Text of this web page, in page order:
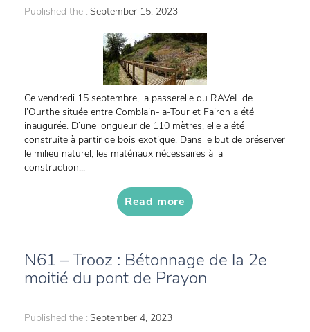
Published the : September 15, 2023
Ce vendredi 15 septembre, la passerelle du RAVeL de
l’Ourthe située entre Comblain-la-Tour et Fairon a été
inaugurée. D’une longueur de 110 mètres, elle a été
construite à partir de bois exotique. Dans le but de préserver
le milieu naturel, les matériaux nécessaires à la
construction...
Read more
N61 – Trooz : Bétonnage de la 2e
moitié du pont de Prayon
Published the : September 4, 2023